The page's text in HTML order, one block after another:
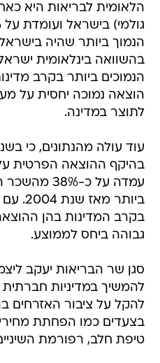
בהשוואה בינלאומית
הוצאה נמוכה יחסית על
לתוצר במדינה.
עמדה על כ-
ביותר
בקרב המדינות בהן
גבוהה ביחס לממוצע.
סגן שר הבריאות יעקב
להקל על ציבור האזרחים
בצעדים כמו הפחתת
טיפת חלב, רפורמת
מנכ"ל משרד הבריאות